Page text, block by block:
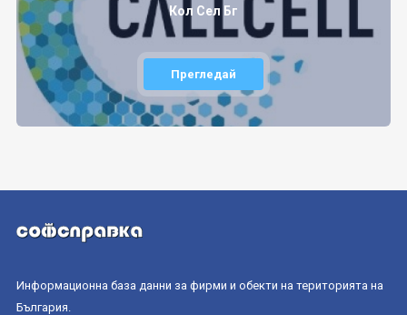
Кол Сел Бг
Прегледай
Информационна база данни за фирми и обекти на територията на
България.